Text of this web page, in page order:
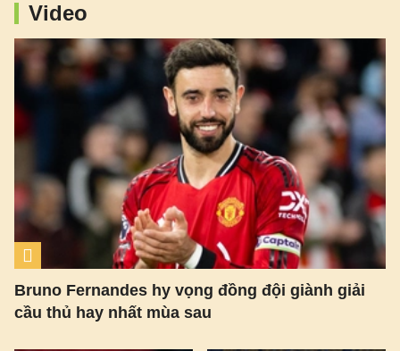
Video
Bruno Fernandes hy vọng đồng đội giành giải
cầu thủ hay nhất mùa sau